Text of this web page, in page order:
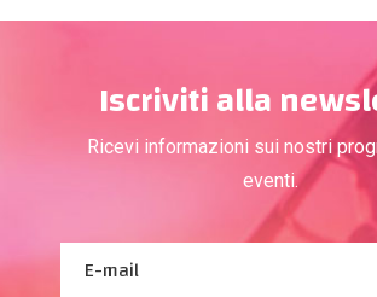
Iscriviti alla
Ricevi informazioni sui nostri
eventi.